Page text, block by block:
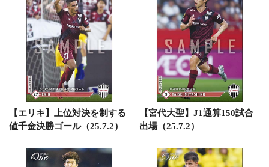
【エリキ】上位対決を制する
値千金決勝ゴール（25.7.2）
【宮代大聖】J1通算150試合
出場（25.7.2）